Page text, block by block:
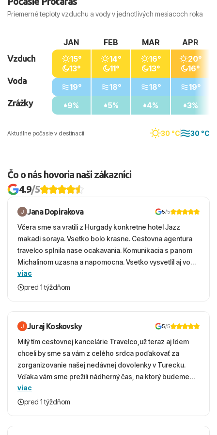
Priemerné teploty vzduchu a vody v jednotlivých mesiacoch roka
Aktuálne počasie v destinacii 30 °C 30 °C
Vzduch
Voda
Zrážky
JAN
15°
13°
19°
9%
FEB
14°
11°
18°
5%
MAR
16°
13°
18°
4%
APR
20°
16°
19°
3%
Čo o nás hovoria naši zákazníci
4.9/5
Jana Dopirakova 5/5
Včera sme sa vratili z Hurgady konkretne hotel Jazz
makadi soraya. Vsetko bolo krasne. Cestovna agentura
travelco splnila nase ocakavania. Komunikacia s panom
Michalinom uzasna a napomocna. Vsetko vysvetlil aj vo
vecernych hodinach zaco sa ospravedlnujem. Hotel
krasny, cisty. Sluzby top. Strava, prostredie, more,
viac
pred 1 týždňom
Juraj Koskovsky 5/5
Milý tím cestovnej kancelárie Travelco,už teraz aj Idem
chceli by sme sa vám z celého srdca poďakovať za
zorganizovanie našej nedávnej dovolenky v Turecku.
Vďaka vám sme prežili nádherný čas, na ktorý budeme
ešte dlho s úsmevom spomínať. ​Všetko prebehlo
absolútne hladko – od prvotného výberu zájazdu, cez
viac
pred 1 týždňom